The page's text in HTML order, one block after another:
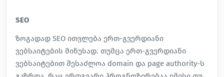
SEO
ზოგადად SEO ითვლება ერთ-გვერდიანი
ვებსაიტების მინუსად. თუმცა ერთ-გვერდიანი
ვებსაიტებით შესაძლოა domain და page authority-ს